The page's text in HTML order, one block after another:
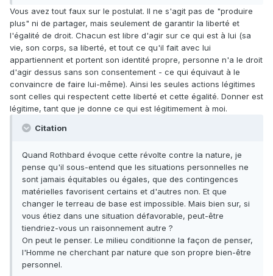
Vous avez tout faux sur le postulat. Il ne s'agit pas de "produire
plus" ni de partager, mais seulement de garantir la liberté et
l'égalité de droit. Chacun est libre d'agir sur ce qui est à lui (sa
vie, son corps, sa liberté, et tout ce qu'il fait avec lui
appartiennent et portent son identité propre, personne n'a le droit
d'agir dessus sans son consentement - ce qui équivaut à le
convaincre de faire lui-même). Ainsi les seules actions légitimes
sont celles qui respectent cette liberté et cette égalité. Donner est
légitime, tant que je donne ce qui est légitimement à moi.
Citation
Quand Rothbard évoque cette révolte contre la nature, je
pense qu'il sous-entend que les situations personnelles ne
sont jamais équitables ou égales, que des contingences
matérielles favorisent certains et d'autres non. Et que
changer le terreau de base est impossible. Mais bien sur, si
vous étiez dans une situation défavorable, peut-être
tiendriez-vous un raisonnement autre ?
On peut le penser. Le milieu conditionne la façon de penser,
l'Homme ne cherchant par nature que son propre bien-être
personnel.